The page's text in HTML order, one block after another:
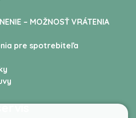
– MOŽNOSŤ VRÁTENIA
pre spotrebiteľa